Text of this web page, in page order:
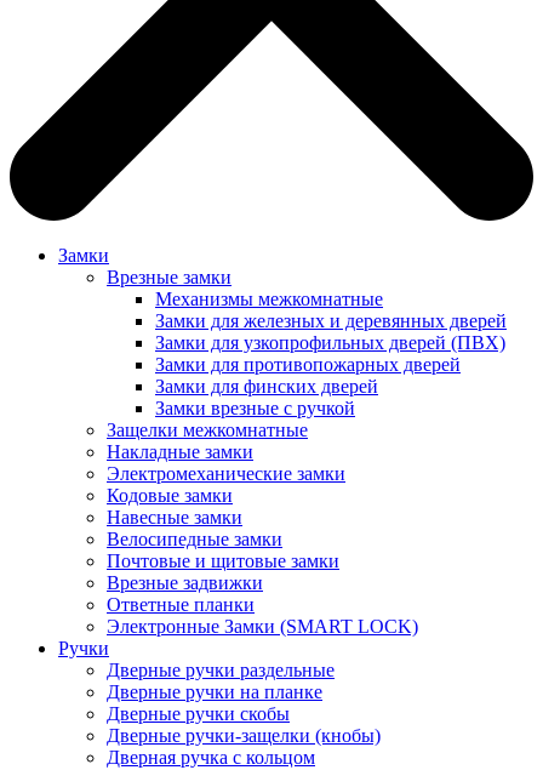
Замки
Врезные замки
Механизмы межкомнатные
Замки для железных и деревянных дверей
Замки для узкопрофильных дверей (ПВХ)
Замки для противопожарных дверей
Замки для финских дверей
Замки врезные с ручкой
Защелки межкомнатные
Накладные замки
Электромеханические замки
Кодовые замки
Навесные замки
Велосипедные замки
Почтовые и щитовые замки
Врезные задвижки
Ответные планки
Электронные Замки (SMART LOCK)
Ручки
Дверные ручки раздельные
Дверные ручки на планке
Дверные ручки скобы
Дверные ручки-защелки (кнобы)
Дверная ручка с кольцом